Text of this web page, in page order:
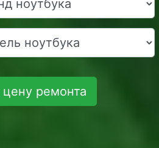
цену ремонта